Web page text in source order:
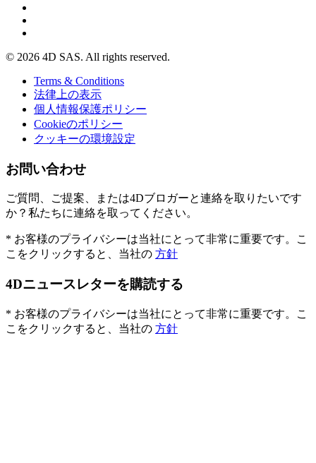
© 2026 4D SAS. All rights reserved.
Terms & Conditions
法律上の表示
個人情報保護ポリシー
Cookieのポリシー
クッキーの環境設定
お問い合わせ
ご質問、ご提案、または4Dブロガーと連絡を取りたいです
か？私たちに連絡を取ってください。
* お客様のプライバシーは当社にとって非常に重要です。こ
こをクリックすると、当社の 方針
4Dニュースレターを購読する
* お客様のプライバシーは当社にとって非常に重要です。こ
こをクリックすると、当社の 方針